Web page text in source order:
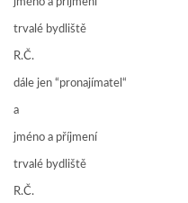
trvalé bydliště
R.Č.
dále jen “pronajímatel“
a
jméno a příjmení
trvalé bydliště
R.Č.